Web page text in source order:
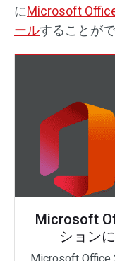
にMicrosoft
ールすることがで
Microsoft
ション